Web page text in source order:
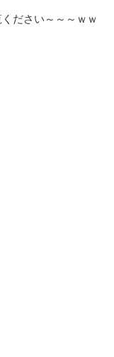
ださい～～～ｗｗ